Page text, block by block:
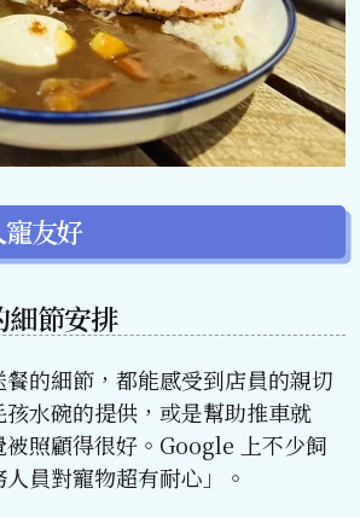
友好
細節安排
的細節，都能感受到店員的親切
水碗的提供，或是幫助推車就
照顧得很好。Google 上不少飼
員對寵物超有耐心」。